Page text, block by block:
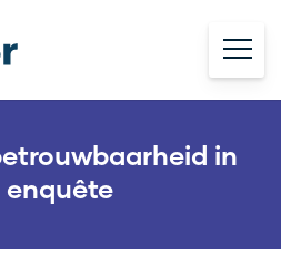
in
enquête